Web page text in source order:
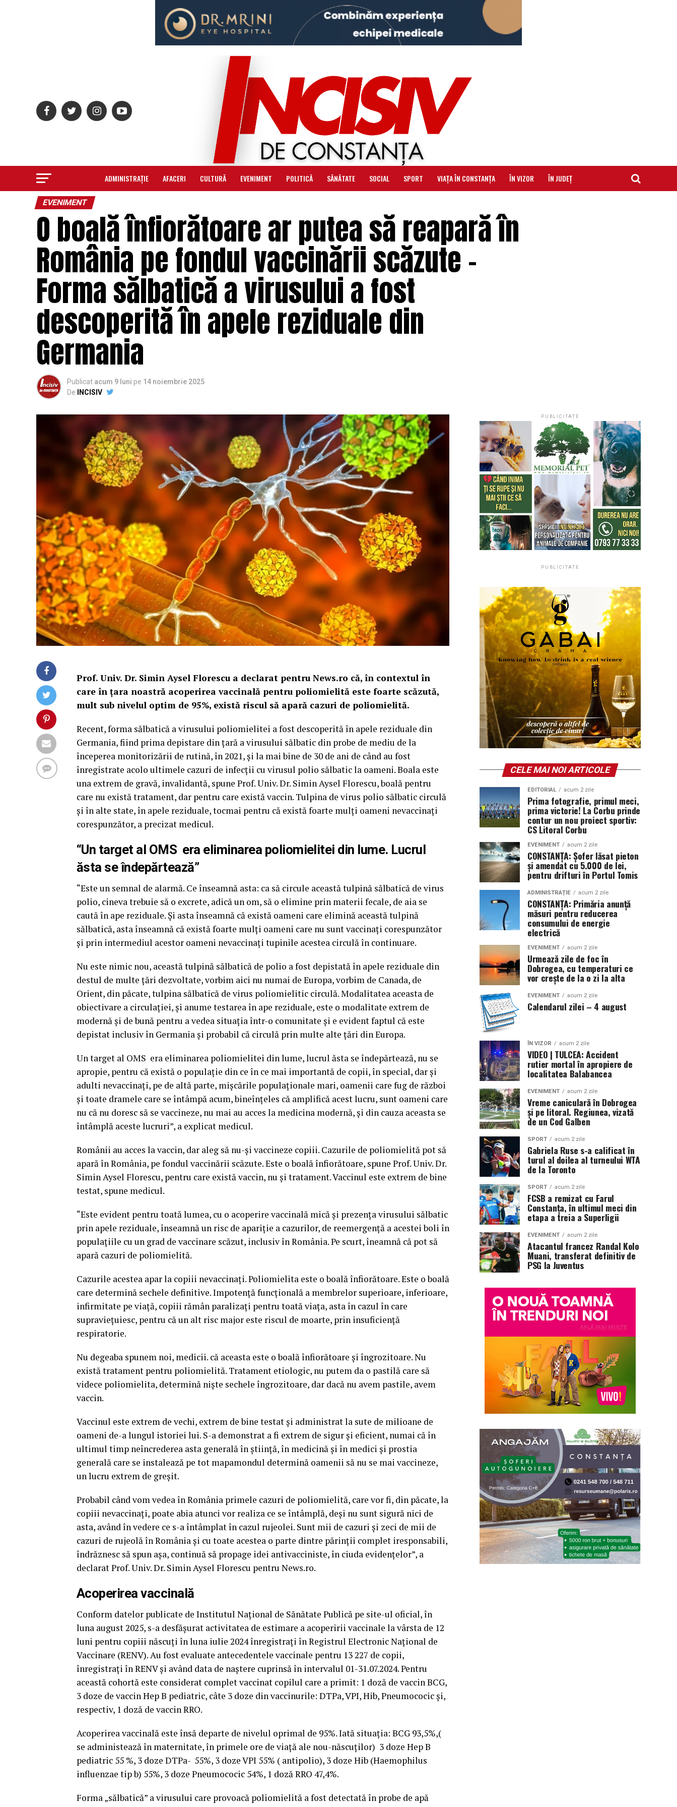
ADMINISTRAȚIE AFACERI CULTURĂ EVENIMENT POLITICĂ SĂNĂTATE SOCIAL SPORT VIAȚA ÎN CONSTANȚA ÎN VIZOR ÎN JUDEȚ
EVENIMENT
O boală înfiorătoare ar putea să reapară în
România pe fondul vaccinării scăzute –
Forma sălbatică a virusului a fost
descoperită în apele reziduale din
Germania
Publicat acum 9 luni pe 14 noiembrie 2025
De
INCISIV
Prof. Univ. Dr. Simin Aysel Florescu a declarat pentru News.ro că, în contextul în
care în ţara noastră acoperirea vaccinală pentru poliomielită este foarte scăzută,
mult sub nivelul optim de 95%, există riscul să apară cazuri de poliomielită.
Recent, forma sălbatică a virusului poliomielitei a fost descoperită în apele reziduale din
Germania, fiind prima depistare din ţară a virusului sălbatic din probe de mediu de la
începerea monitorizării de rutină, în 2021, şi la mai bine de 30 de ani de când au fost
înregistrate acolo ultimele cazuri de infecţii cu virusul polio sălbatic la oameni. Boala este
una extrem de gravă, invalidantă, spune Prof. Univ. Dr. Simin Aysel Florescu, boală pentru
care nu există tratament, dar pentru care există vaccin. Tulpina de virus polio sălbatic circulă
şi în alte state, în apele reziduale, tocmai pentru că există foarte mulţi oameni nevaccinaţi
corespunzător, a precizat medicul.
“Un target al OMS era eliminarea poliomielitei din lume. Lucrul
ăsta se îndepărtează”
“Este un semnal de alarmă. Ce înseamnă asta: ca să circule această tulpină sălbatică de virus
polio, cineva trebuie să o excrete, adică un om, să o elimine prin materii fecale, de aia se
caută în ape reziduale. Şi asta înseamnă că există oameni care elimină această tulpină
sălbatică, asta înseamnă că există foarte mulţi oameni care nu sunt vaccinaţi corespunzător
şi prin intermediul acestor oameni nevaccinaţi tupinile acestea circulă în continuare.
Nu este nimic nou, această tulpină sălbatică de polio a fost depistată în apele reziduale din
destul de multe ţări dezvoltate, vorbim aici nu numai de Europa, vorbim de Canada, de
Orient, din păcate, tulpina sălbatică de virus poliomielitic circulă. Modalitatea aceasta de
obiectivare a circulaţiei, şi anume testarea în ape reziduale, este o modalitate extrem de
modernă şi de bună pentru a vedea situaţia într-o comunitate şi e evident faptul că este
depistat inclusiv în Germania şi probabil că circulă prin multe alte ţări din Europa.
Un target al OMS era eliminarea poliomielitei din lume, lucrul ăsta se îndepărtează, nu se
apropie, pentru că există o populaţie din ce în ce mai importantă de copii, în special, dar şi
adulti nevaccinaţi, pe de altă parte, mişcările populaţionale mari, oamenii care fug de război
şi toate dramele care se întâmpă acum, bineînţeles că amplifică acest lucru, sunt oameni care
nu că nu doresc să se vaccineze, nu mai au acces la medicina modernă, şi din cauza aceasta se
întâmplă aceste lucruri”, a explicat medicul.
Românii au acces la vaccin, dar aleg să nu-şi vaccineze copiii. Cazurile de poliomielită pot să
apară în România, pe fondul vaccinării scăzute. Este o boală înfiorătoare, spune Prof. Univ. Dr.
Simin Aysel Florescu, pentru care există vaccin, nu şi tratament. Vaccinul este extrem de bine
testat, spune medicul.
“Este evident pentru toată lumea, cu o acoperire vaccinală mică şi prezenţa virusului sălbatic
prin apele reziduale, înseamnă un risc de apariţie a cazurilor, de reemergenţă a acestei boli în
populaţiile cu un grad de vaccinare scăzut, inclusiv în România. Pe scurt, îneamnă că pot să
apară cazuri de poliomielită.
Cazurile acestea apar la copiii nevaccinaţi. Poliomielita este o boală înfiorătoare. Este o boală
care determină sechele definitive. Impotenţă funcţională a membrelor superioare, inferioare,
infirmitate pe viaţă, copiii rămân paralizaţi pentru toată viaţa, asta în cazul în care
supravieţuiesc, pentru că un alt risc major este riscul de moarte, prin insuficienţă
respiratorie.
Nu degeaba spunem noi, medicii. că aceasta este o boală înfiorătoare şi îngrozitoare. Nu
există tratament pentru poliomielită. Tratament etiologic, nu putem da o pastilă care să
videce poliomielita, determină nişte sechele îngrozitoare, dar dacă nu avem pastile, avem
vaccin.
Vaccinul este extrem de vechi, extrem de bine testat şi administrat la sute de milioane de
oameni de-a lungul istoriei lui. S-a demonstrat a fi extrem de sigur şi eficient, numai că în
ultimul timp neîncrederea asta generală în ştiinţă, în medicină şi în medici şi prostia
generală care se instalează pe tot mapamondul determină oamenii să nu se mai vaccineze,
un lucru extrem de greşit.
Probabil când vom vedea în România primele cazuri de poliomielită, care vor fi, din păcate, la
copiii nevaccinaţi, poate abia atunci vor realiza ce se întâmplă, deşi nu sunt sigură nici de
asta, având în vedere ce s-a întâmplat în cazul rujeolei. Sunt mii de cazuri şi zeci de mii de
cazuri de rujeolă în România şi cu toate acestea o parte dintre părinţii complet iresponsabili,
îndrăznesc să spun aşa, continuă să propage idei antivacciniste, în ciuda evidenţelor”, a
declarat Prof. Univ. Dr. Simin Aysel Florescu pentru News.ro.
Acoperirea vaccinală
Conform datelor publicate de Institutul Naţional de Sănătate Publică pe site-ul oficial, în
luna august 2025, s-a desfăşurat activitatea de estimare a acoperirii vaccinale la vârsta de 12
luni pentru copiii născuţi în luna iulie 2024 înregistraţi în Registrul Electronic Naţional de
Vaccinare (RENV). Au fost evaluate antecedentele vaccinale pentru 13 227 de copii,
înregistraţi în RENV şi având data de naştere cuprinsă în intervalul 01-31.07.2024. Pentru
această cohortă este considerat complet vaccinat copilul care a primit: 1 doză de vaccin BCG,
3 doze de vaccin Hep B pediatric, câte 3 doze din vaccinurile: DTPa, VPI, Hib, Pneumococic şi,
respectiv, 1 doză de vaccin RRO.
Acoperirea vaccinală este însă departe de nivelul oprimal de 95%. Iată situaţia: BCG 93,5%,(
se administează în maternitate, în primele ore de viaţă ale nou-născuţilor) 3 doze Hep B
pediatric 55 %, 3 doze DTPa- 55%, 3 doze VPI 55% ( antipolio), 3 doze Hib (Haemophilus
influenzae tip b) 55%, 3 doze Pneumococic 54%, 1 doză RRO 47,4%.
Forma „sălbatică” a virusului care provoacă poliomielită a fost detectată în probe de apă
PUBLICITATE
PUBLICITATE
CELE MAI NOI ARTICOLE
EDITORIAL acum 2 zile
Prima fotografie, primul meci,
prima victorie! La Corbu prinde
contur un nou proiect sportiv:
CS Litoral Corbu
EVENIMENT acum 2 zile
CONSTANȚA: Șofer lăsat pieton
și amendat cu 5.000 de lei,
pentru drifturi în Portul Tomis
ADMINISTRAȚIE acum 2 zile
CONSTANȚA: Primăria anunță
măsuri pentru reducerea
consumului de energie
electrică
EVENIMENT acum 2 zile
Urmează zile de foc în
Dobrogea, cu temperaturi ce
vor crește de la o zi la alta
EVENIMENT acum 2 zile
Calendarul zilei – 4 august
ÎN VIZOR acum 2 zile
VIDEO | TULCEA: Accident
rutier mortal în apropiere de
localitatea Balabancea
EVENIMENT acum 2 zile
Vreme caniculară în Dobrogea
și pe litoral. Regiunea, vizată
de un Cod Galben
SPORT acum 2 zile
Gabriela Ruse s-a calificat în
turul al doilea al turneului WTA
de la Toronto
SPORT acum 2 zile
FCSB a remizat cu Farul
Constanța, în ultimul meci din
etapa a treia a Superligii
EVENIMENT acum 2 zile
Atacantul francez Randal Kolo
Muani, transferat definitiv de
PSG la Juventus